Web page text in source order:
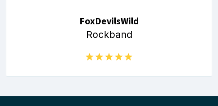
FoxDevilsWild
Rockband